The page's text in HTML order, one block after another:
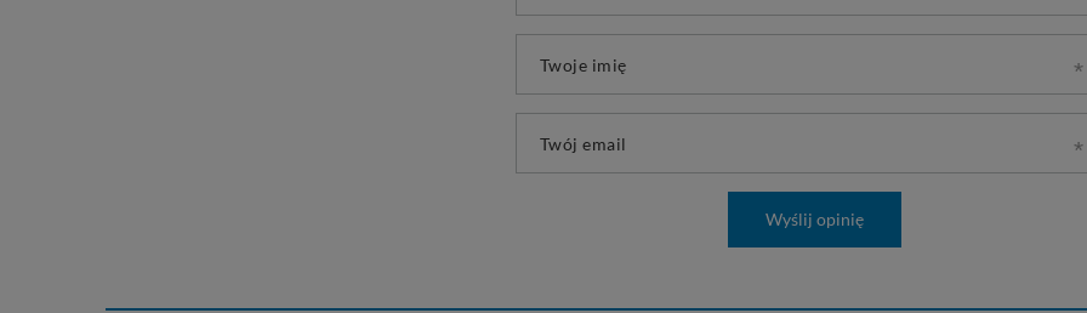
Twoje imię
Twój email
Wyślij opinię